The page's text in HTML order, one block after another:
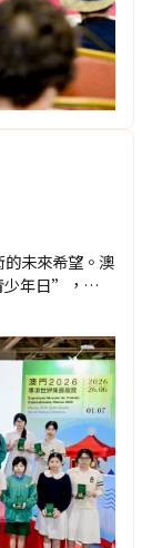
未來希望。澳
年日”，期望